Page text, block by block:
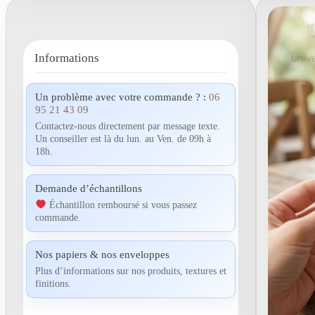
Informations
Un problème avec votre commande ? : 06
95 21 43 09
Contactez-nous directement par message texte.
Un conseiller est là du lun. au Ven. de 09h à
18h.
Demande d’échantillons
Échantillon remboursé si vous passez
commande.
Nos papiers & nos enveloppes
Plus d’informations sur nos produits, textures et
finitions.